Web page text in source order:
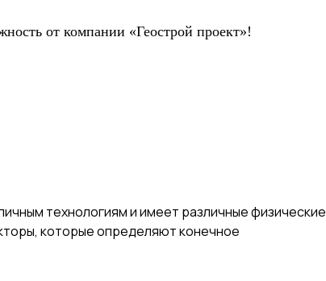
от компании «Геострой проект»!
технологиям и имеет различные физические
которые определяют конечное